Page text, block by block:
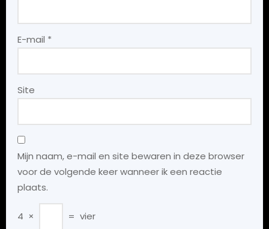
E-mail *
Site
Mijn naam, e-mail en site bewaren in deze browser
voor de volgende keer wanneer ik een reactie
plaats.
4 × = vier